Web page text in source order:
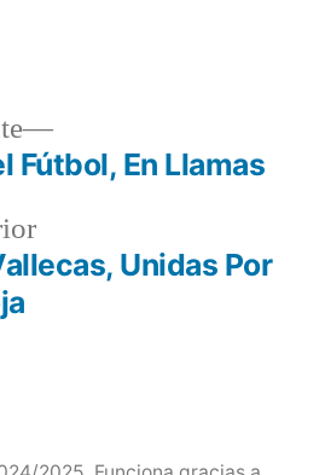
Entrada
anterior:Unidas Por
Entrada
siguiente:
Fútbol, En Llamas